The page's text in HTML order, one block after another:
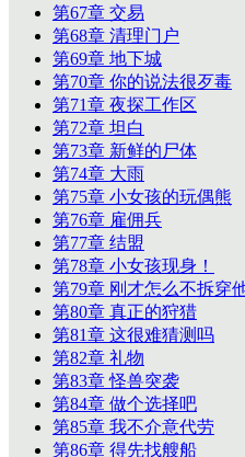
第67章 交易
第68章 清理门户
第69章 地下城
第70章 你的说法很歹毒
第71章 夜探工作区
第72章 坦白
第73章 新鲜的尸体
第74章 大雨
第75章 小女孩的玩偶熊
第76章 雇佣兵
第77章 结盟
第78章 小女孩现身！
第79章 刚才怎么不拆穿
第80章 真正的狩猎
第81章 这很难猜测吗
第82章 礼物
第83章 怪兽突袭
第84章 做个选择吧
第85章 我不介意代劳
第86章 得先找艘船